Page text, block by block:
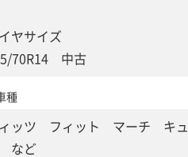
ヤサイズ
70R14 中古
種
ッツ フィット マーチ キ
など